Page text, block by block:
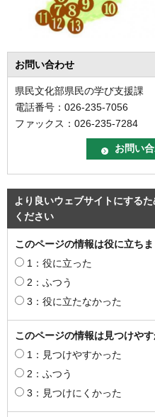
お問い合わせ
県民文化部県民の学び支援課
電話番号：026-235-7056
ファックス：026-235-7284
より良いウェブサイトにする
ください
このページの情報は役に立ちま
1：役に立った
2：ふつう
3：役に立たなかった
このページの情報は見つけや
1：見つけやすかった
2：ふつう
3：見つけにくかった